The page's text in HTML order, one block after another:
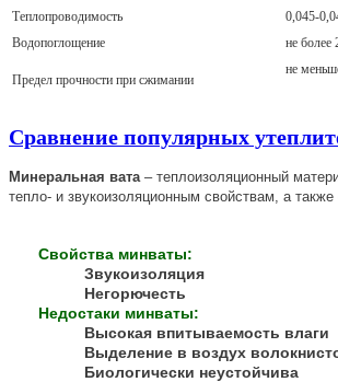
Теплопроводимость
0,045-
Водопоглощение
не более
Предел прочности при сжимании
не
Сравнение популярных
Минеральная вата – теплоизоляционный
тепло- и звукоизоляционным свойствам, а также
Свойства минваты:
Звукоизоляция
Негорючесть
Недостаки минваты:
Высокая впитываемость влаги
Выделение в воздух
Биологически неустойчива